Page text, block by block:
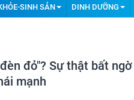
SINH SẢN DINH DƯỠNG
đỏ"? Sự thật bất ngờ
mạnh